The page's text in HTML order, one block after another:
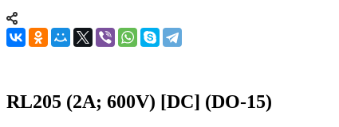
RL205 (2A; 600V) [DC] (DO-15)